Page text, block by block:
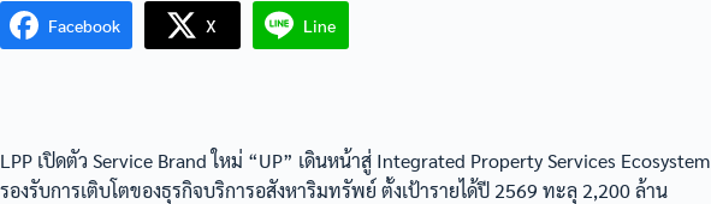
Facebook X Line
LPP เปิดตัว Service Brand ใหม่ “UP” เดินหน้าสู่ Integrated Property Services Ecosystem
รองรับการเติบโตของธุรกิจบริการอสังหาริมทรัพย์ ตั้งเป้ารายได้ปี 2569 ทะลุ 2,200 ล้าน